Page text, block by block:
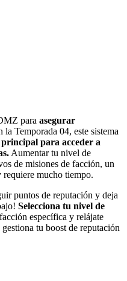
para asegurar
la Temporada 04, este sistema
para acceder a
Aumentar tu nivel de
de misiones de facción, un
mucho tiempo.
puntos de reputación y deja
Selecciona tu nivel de
específica y relájate
tu boost de reputación